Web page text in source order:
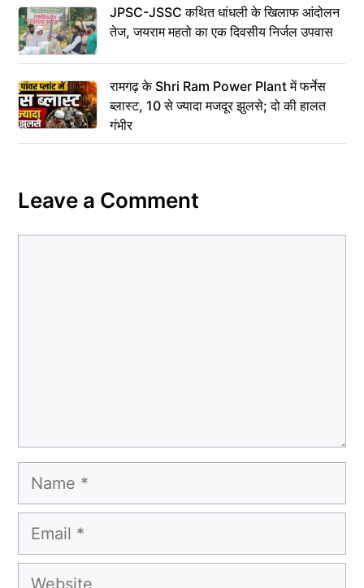
JPSC-JSSC कथित धांधली के खिलाफ आंदोलन
तेज, जयराम महतो का एक दिवसीय निर्जल उपवास
रामगढ़ के Shri Ram Power Plant में फर्नेस
ब्लास्ट, 10 से ज्यादा मजदूर झुलसे; दो की हालत
गंभीर
Leave a Comment
Name
Email
Website